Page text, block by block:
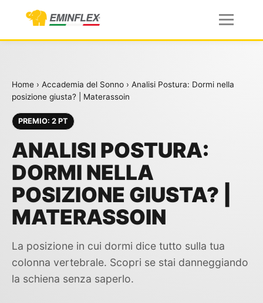
Home › Accademia del Sonno › Analisi Postura: Dormi nella
posizione giusta? | Materassoin
PREMIO: 2 PT
ANALISI POSTURA:
DORMI NELLA
POSIZIONE GIUSTA? |
MATERASSOIN
La posizione in cui dormi dice tutto sulla tua
colonna vertebrale. Scopri se stai danneggiando
la schiena senza saperlo.